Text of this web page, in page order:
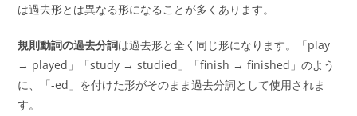
は過去形とは異なる形になることが多くあります。
規則動詞の過去分詞は過去形と全く同じ形になります。「play
→ played」「study → studied」「finish → finished」のよう
に、「-ed」を付けた形がそのまま過去分詞として使用されま
す。